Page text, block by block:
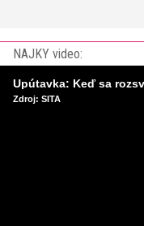
NAJKY video:
Zdroj: SITA